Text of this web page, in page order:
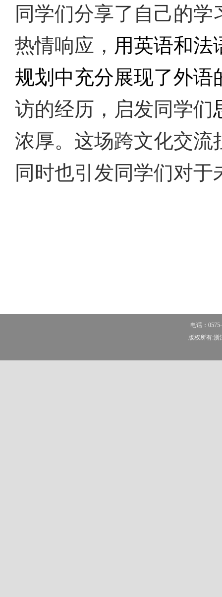
同学们分享了自己的
热情响应， 用英语和法
规划中充分展现了外语
访的经历，启发同学们
浓厚。 这场跨文化交流
同时也引发同学们对
电话：
版权所有:浙